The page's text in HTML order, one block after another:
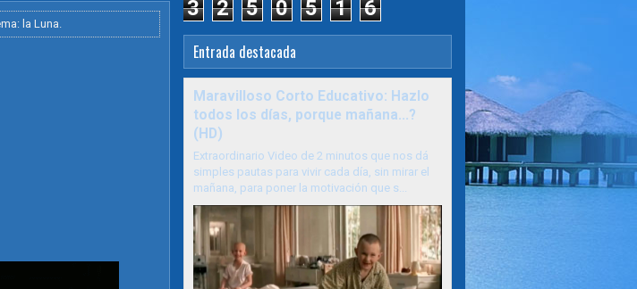
la Luna.
3 2 5 0 5 1 6
Entrada destacada
Maravilloso Corto Educativo: Hazlo
todos los días, porque mañana...?
(HD)
Extraordinario Video de 2 minutos que nos dá
simples pautas para vivir cada día, sin mirar el
mañana, para poner la motivación que s...